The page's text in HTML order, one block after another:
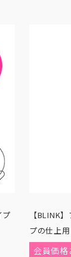
プ
【BLINK
プの仕上
会員価格